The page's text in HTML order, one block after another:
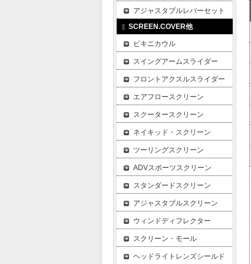
アジャスタブルレバーセット
SCREEN.COVER他
ビキニカウル
スイングアームスライダー
フロントアクスルスライダー
エアフロースクリーン
スクータースクリーン
ネイキッド・スクリーン
ツーリングスクリーン
ADVスポーツスクリーン
スタンダードスクリーン
アジャスタブルスクリーン
ウィンドディフレクター
スクリーン・モール
ヘッドライトレンズシールド